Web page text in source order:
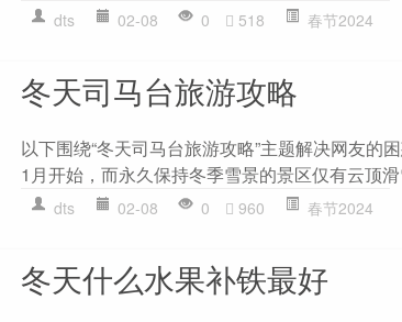
dts 02-08 0 518 春节2024
冬天司马台旅游攻略
以下围绕“冬天司马台旅游攻略”主题解决网友的
1月开始，而永久保持冬季雪景的景区仅有云顶
dts 02-08 0 960 春节2024
冬天什么水果补铁最好